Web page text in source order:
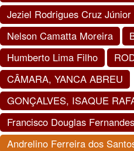
Jeziel Rodrigues Cruz Júnior
Nelson Camatta Moreira
Humberto Lima Filho
CÂMARA, YANCA ABREU
GONÇALVES, ISAQUE
Francisco Douglas
Andrelino Ferreira dos